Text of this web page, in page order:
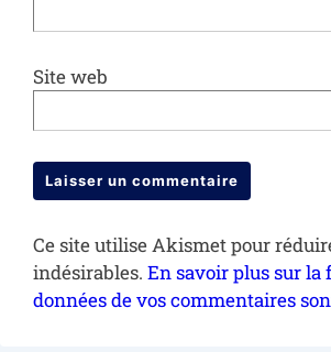
Site web
Ce site utilise Akismet pour
indésirables. En savoir plus sur la
données de vos commentaires